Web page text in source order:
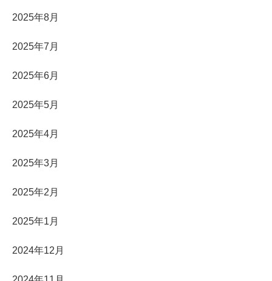
2025年8月
2025年7月
2025年6月
2025年5月
2025年4月
2025年3月
2025年2月
2025年1月
2024年12月